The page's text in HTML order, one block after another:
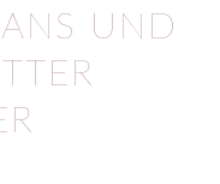
UND